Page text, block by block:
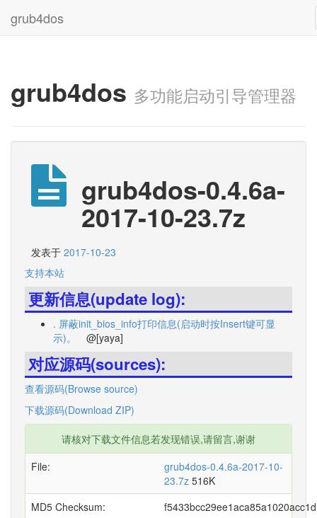
grub4dos
grub4dos 多功能启动引导管理器
grub4dos-0.4.6a-
2017-10-23.7z
发表于 2017-10-23
支持本站
更新信息(update log):
. 屏蔽init_bios_info打印信息(启动时按Insert键可显
示)。
@[yaya]
对应源码(sources):
查看源码(Browse source)
下载源码(Download ZIP)
请核对下载文件信息若发现错误,请留言,谢谢
File:
grub4dos-0.4.6a-2017-10-
23.7z 516K
MD5 Checksum: